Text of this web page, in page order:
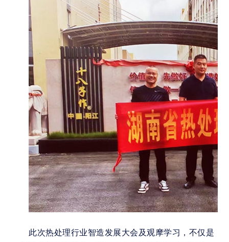
此次热处理行业智造发展大会及观摩学习，不仅是